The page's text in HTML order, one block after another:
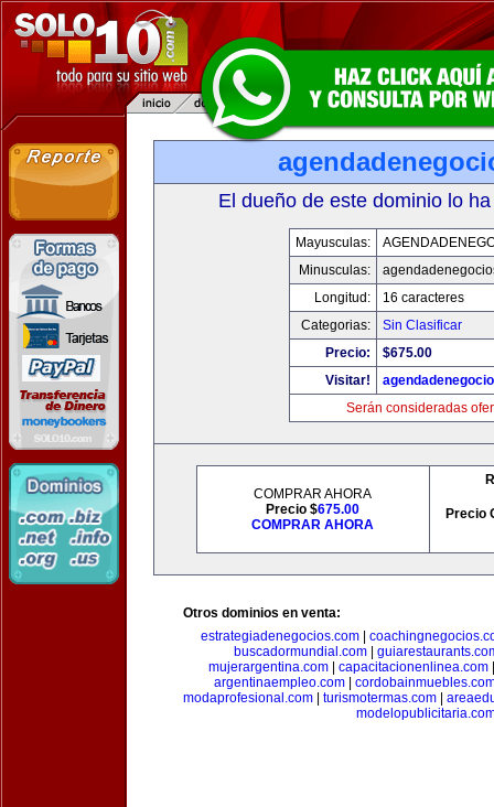
El dueño de este dominio lo
Mayusculas:
Minusculas:
Longitud:
16 caracteres
Categorias:
Sin Clasificar
Precio:
$675.00
Visitar!
Serán consideradas
COMPRAR AHORA
Precio $675.00
COMPRAR AHORA
Precio
Otros dominios en venta:
estrategiadenegocios.com
buscadormundial.com|
mujerargentina.com| capacitacionenlinea.com
argentinaempleo.com|
modaprofesional.com
turismotermas.com